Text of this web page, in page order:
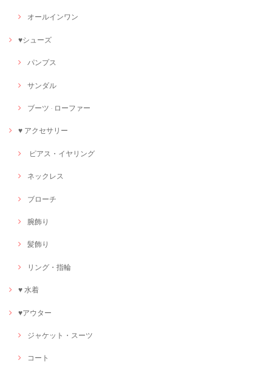
オールインワン
♥シューズ
パンプス
サンダル
ブーツ · ローファー
♥ アクセサリー
ピアス・イヤリング
ネックレス
ブローチ
腕飾り
髪飾り
リング・指輪
♥ 水着
♥アウター
ジャケット・スーツ
コート